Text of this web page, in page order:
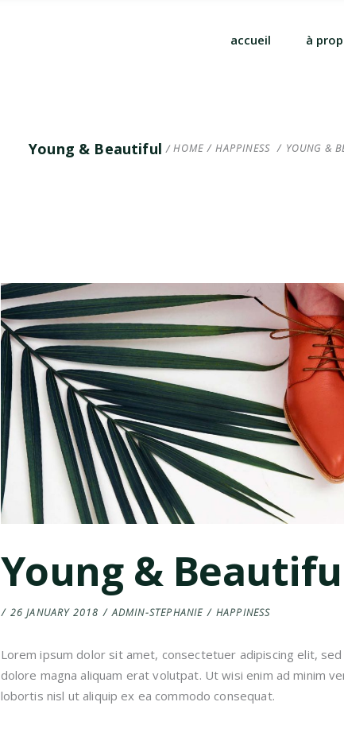
accueil à
Young & Beautiful HOME / HAPPINESS / YOUNG &
Young &
26 JANUARY 2018 ADMIN-STEPHANIE HAPPINESS
Lorem ipsum dolor sit amet, consectetuer adipiscing elit,
dolore magna aliquam erat volutpat. Ut wisi enim ad minim
lobortis nisl ut aliquip ex ea commodo consequat.